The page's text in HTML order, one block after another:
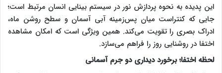
این پدیده به نحوه پردازش نور در سیستم بینایی انسان مرتبط است؛
جایی که کنتراست میان پس‌زمینه آبی آسمان و سطح روشن ماه،
ادراک بصری را تقویت می‌کند. همین ویژگی است که امکان مشاهده
اختفا در روشنایی روز را فراهم می‌سازد.
لحظه اختفا؛ برخورد دیداری دو جرم آسمانی